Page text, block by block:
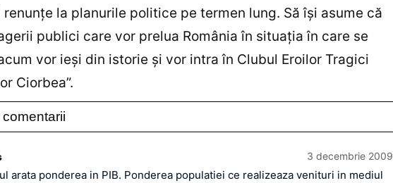
renunţe la planurile politice pe termen lung. Să îşi asume că
publici care vor prelua România în situaţia în care se
vor ieşi din istorie şi vor intra în Clubul Eroilor Tragici
Ciorbea”.
comentarii
3 decembrie 2009
arata ponderea in PIB. Ponderea populatiei ce realizeaza venituri in mediul